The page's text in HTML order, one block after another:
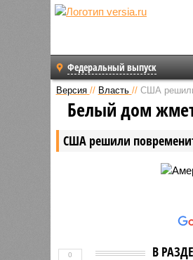
Федеральный выпуск
Версия // Власть // США решили
США решили
Белый дом
В
0